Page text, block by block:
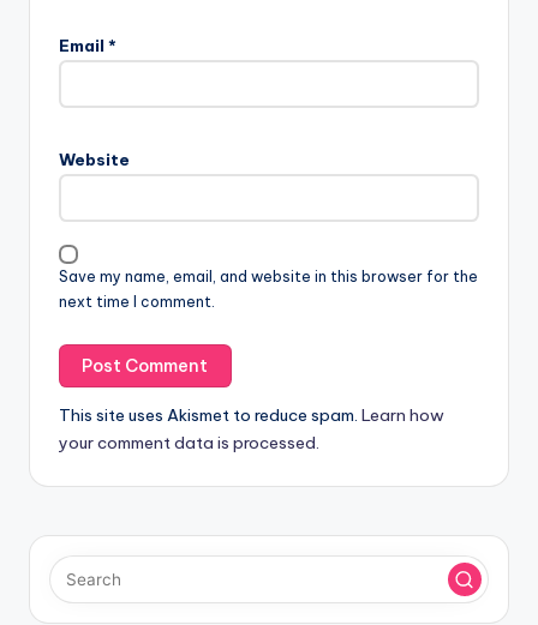
Email *
Website
Save my name, email, and website in this browser for the
next time I comment.
This site uses Akismet to reduce spam. Learn how
your comment data is processed.